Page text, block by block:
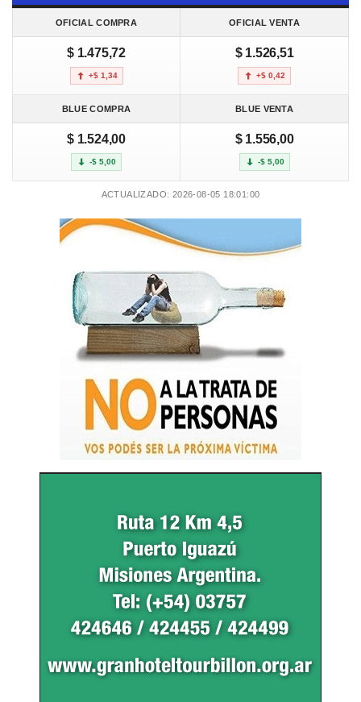
OFICIAL COMPRA OFICIAL VENTA
$ 1.475,72
+$ 1,34
$ 1.526,51
+$ 0,42
BLUE COMPRA BLUE VENTA
$ 1.524,00
-$ 5,00
$ 1.556,00
-$ 5,00
ACTUALIZADO: 2026-08-05 18:01:00